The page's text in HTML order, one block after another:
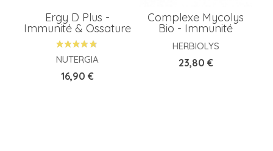
Ergy D Plus -
Immunité & Ossature
NUTERGIA
Prix
16,90 €
Complexe Mycolys
Bio - Immunité
HERBIOLYS
Prix
23,80 €